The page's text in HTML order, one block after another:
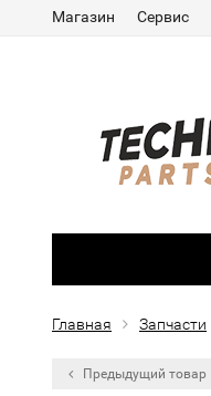
Магазин Сервис
Главная Запчасти
Предыдущий товар